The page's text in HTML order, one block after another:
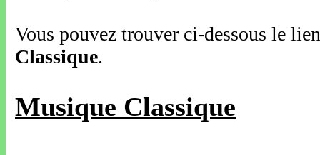
Vous pouvez trouver ci-dessous le
Classique.
Musique Classique